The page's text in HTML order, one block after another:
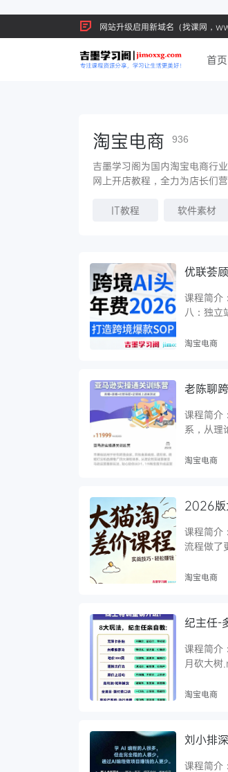
网站升级启用新域名（找课网，
首页
淘宝电商 936
吉墨学习阁为国内淘宝电商行
网上开店教程，全力为店长们
IT教程 软件素材
优联荟
课程简介
八：独立
淘宝电商
老陈聊
课程简介
系，从理
淘宝电商
2026版
课程简介
流程做了
淘宝电商
纪主任-
课程简介
月砍大树
淘宝电商
刘小排
课程简介